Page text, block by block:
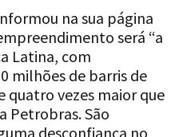
será “a
Latina, com
milhões de barris de
vezes maior que
Petrobras. São
desconfiança no